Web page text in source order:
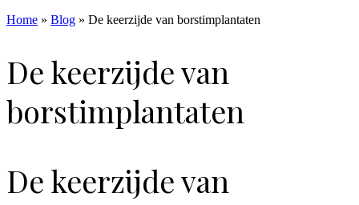
Home » Blog » De keerzijde van borstimplantaten
De keerzijde van
borstimplantaten
De keerzijde van